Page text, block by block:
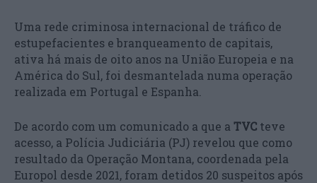
Uma rede criminosa internacional de tráfico de
estupefacientes e branqueamento de capitais,
ativa há mais de oito anos na União Europeia e na
América do Sul, foi desmantelada numa operação
realizada em Portugal e Espanha.
De acordo com um comunicado a que a TVC teve
acesso, a Polícia Judiciária (PJ) revelou que como
resultado da Operação Montana, coordenada pela
Europol desde 2021, foram detidos 20 suspeitos após